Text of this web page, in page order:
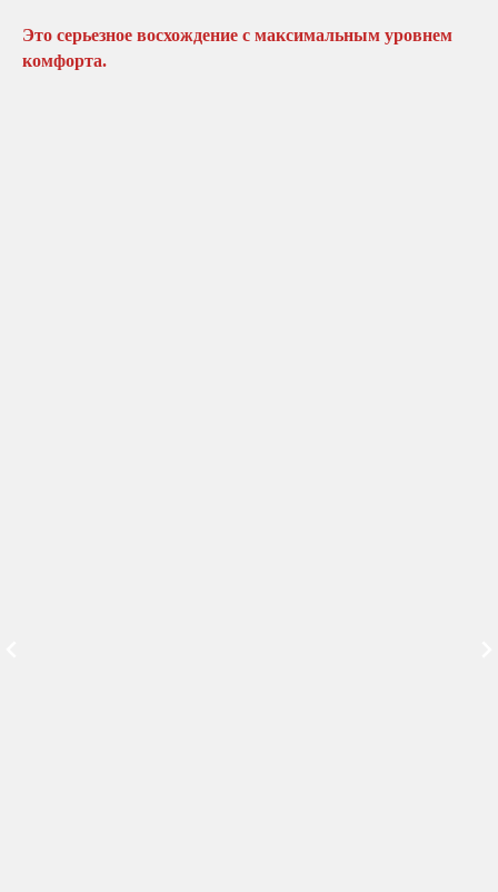
Это серьезное восхождение с максимальным уровнем
комфорта.